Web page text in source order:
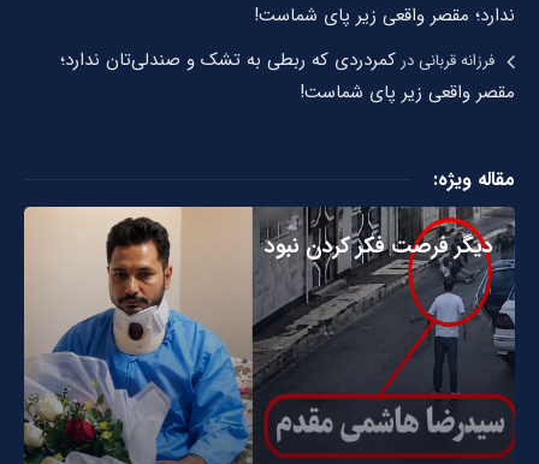
ندارد؛ مقصر واقعی زیر پای شماست!
فرزانه قربانیدر کمردردی که ربطی به تشک و صندلی‌تان ندارد؛
مقصر واقعی زیر پای شماست!
مقاله ویژه:
دیگر فرصت فکر کردن نبود